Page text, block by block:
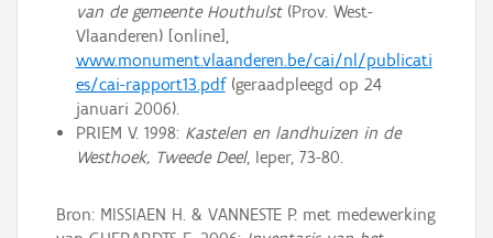
van de gemeente Houthulst(Prov. West-
Vlaanderen) [online],
www.monument.vlaanderen.be/cai/nl/publicati
es/cai-rapport13.pdf(geraadpleegd op 24
januari 2006).
PRIEM V. 1998: Kastelen en landhuizen in de
Westhoek, Tweede Deel, Ieper, 73-80.
Bron: MISSIAEN H. & VANNESTE P. met medewerking